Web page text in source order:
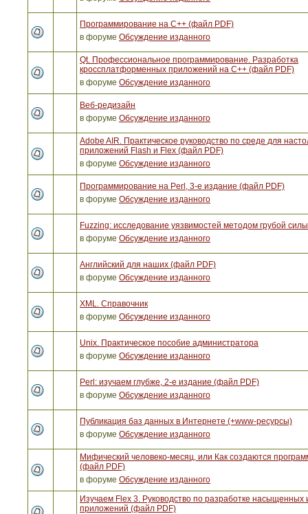
Программирование на C++ (файл PDF)
в форуме Обсуждение изданного
Qt. Профессиональное программирование. Разработка
кроссплатформенных приложений на С++ (файл PDF)
в форуме Обсуждение изданного
Веб-редизайн
в форуме Обсуждение изданного
Adobe AIR. Практическое руководство по среде для
приложений Flash и Flex (файл PDF)
в форуме Обсуждение изданного
Программирование на Perl, 3-е издание (файл PDF)
в форуме Обсуждение изданного
Fuzzing: исследование уязвимостей методом грубой
в форуме Обсуждение изданного
Английский для наших (файл PDF)
в форуме Обсуждение изданного
XML. Справочник
в форуме Обсуждение изданного
Unix. Практическое пособие администратора
в форуме Обсуждение изданного
Perl: изучаем глубже, 2-е издание (файл PDF)
в форуме Обсуждение изданного
Публикация баз данных в Интернете (+www-ресурсы)
в форуме Обсуждение изданного
Мифический человеко-месяц, или Как создаются
(файл PDF)
в форуме Обсуждение изданного
Изучаем Flex 3. Руководство по разработке насыщенных
приложений (файл PDF)